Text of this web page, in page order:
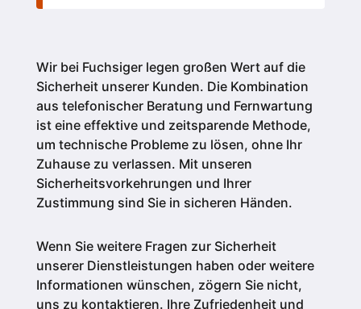
Wir bei Fuchsiger legen großen Wert auf die
Sicherheit unserer Kunden. Die Kombination
aus telefonischer Beratung und Fernwartung
ist eine effektive und zeitsparende Methode,
um technische Probleme zu lösen, ohne Ihr
Zuhause zu verlassen. Mit unseren
Sicherheitsvorkehrungen und Ihrer
Zustimmung sind Sie in sicheren Händen.
Wenn Sie weitere Fragen zur Sicherheit
unserer Dienstleistungen haben oder weitere
Informationen wünschen, zögern Sie nicht,
uns zu kontaktieren. Ihre Zufriedenheit und